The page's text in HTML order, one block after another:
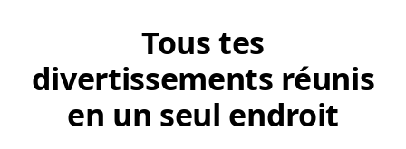
Tous tes
divertissements réunis
en un seul endroit